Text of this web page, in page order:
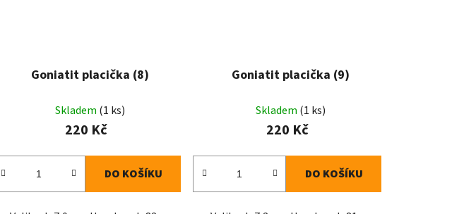
Goniatit placička (8)
Skladem (1 ks)
220 Kč
DO KOŠÍKU
Goniatit placička (9)
Skladem (1 ks)
220 Kč
DO KOŠÍKU